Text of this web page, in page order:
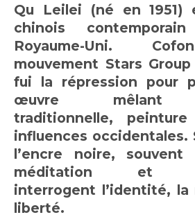
Qu Leilei (né en
chinois
Royaume-Uni.
mouvement Stars
fui la répression pour
œuvre mêlant
traditionnelle,
influences occidentales.
l’encre noire, souvent
méditation et
interrogent l’identité, la
liberté.